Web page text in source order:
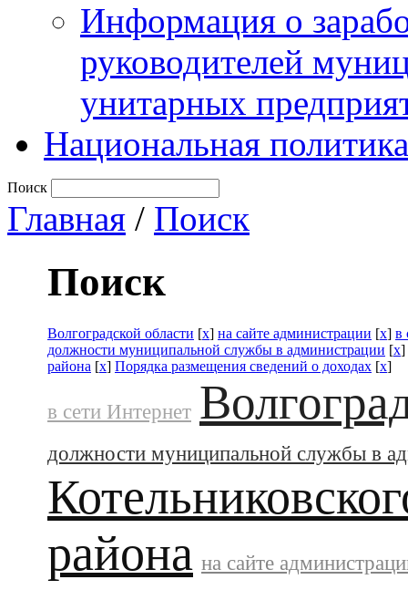
Информация о
руководителей
унитарных
Национальная политика
Поиск
Главная / Поиск
Поиск
Волгоградской области [x] на сайте администрации [x] в
должности муниципальной службы в администрации [x]
района [x] Порядка размещения сведений о доходах [x]
в сети Интернет
должности муниципальной службы в
района на сайте